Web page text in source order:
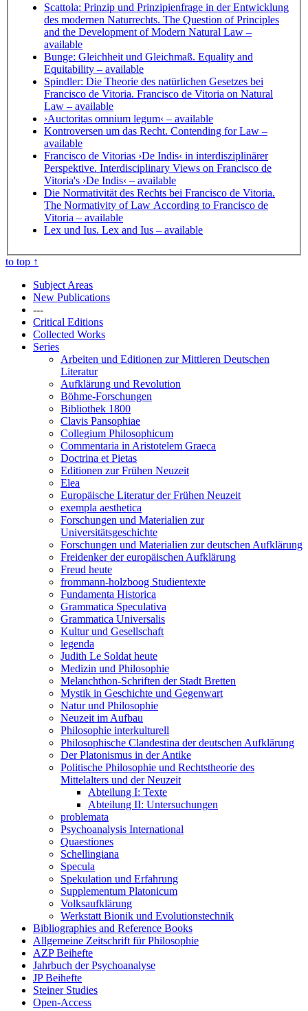
Scattola: Prinzip und Prinzipienfrage in der Entwicklung
des modernen Naturrechts. The Question of Principles
and the Development of Modern Natural Law –
available
Bunge: Gleichheit und Gleichmaß. Equality and
Equitability – available
Spindler: Die Theorie des natürlichen Gesetzes bei
Francisco de Vitoria. Francisco de Vitoria on Natural
Law – available
›Auctoritas omnium legum‹ – available
Kontroversen um das Recht. Contending for Law –
available
Francisco de Vitorias ›De Indis‹ in interdisziplinärer
Perspektive. Interdisciplinary Views on Francisco de
Vitoria's ›De Indis‹ – available
Die Normativität des Rechts bei Francisco de Vitoria.
The Normativity of Law According to Francisco de
Vitoria – available
Lex und Ius. Lex and Ius – available
to top ↑
Subject Areas
New Publications
---
Critical Editions
Collected Works
Series
Arbeiten und Editionen zur Mittleren Deutschen
Literatur
Aufklärung und Revolution
Böhme-Forschungen
Bibliothek 1800
Clavis Pansophiae
Collegium Philosophicum
Commentaria in Aristotelem Graeca
Doctrina et Pietas
Editionen zur Frühen Neuzeit
Elea
Europäische Literatur der Frühen Neuzeit
exempla aesthetica
Forschungen und Materialien zur
Universitätsgeschichte
Forschungen und Materialien zur deutschen Aufklärung
Freidenker der europäischen Aufklärung
Freud heute
frommann-holzboog Studientexte
Fundamenta Historica
Grammatica Speculativa
Grammatica Universalis
Kultur und Gesellschaft
legenda
Judith Le Soldat heute
Medizin und Philosophie
Melanchthon-Schriften der Stadt Bretten
Mystik in Geschichte und Gegenwart
Natur und Philosophie
Neuzeit im Aufbau
Philosophie interkulturell
Philosophische Clandestina der deutschen Aufklärung
Der Platonismus in der Antike
Politische Philosophie und Rechtstheorie des
Mittelalters und der Neuzeit
Abteilung I: Texte
Abteilung II: Untersuchungen
problemata
Psychoanalysis International
Quaestiones
Schellingiana
Specula
Spekulation und Erfahrung
Supplementum Platonicum
Volksaufklärung
Werkstatt Bionik und Evolutionstechnik
Bibliographies and Reference Books
Allgemeine Zeitschrift für Philosophie
AZP Beihefte
Jahrbuch der Psychoanalyse
JP Beihefte
Steiner Studies
Open-Access